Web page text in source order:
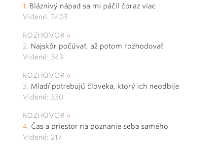
Bláznivý nápad sa mi páčil čoraz viac
Videné: 2403
ROZHOVOR
Najskôr počúvať, až potom rozhodovať
Videné: 349
ROZHOVOR
Mladí potrebujú človeka, ktorý ich neodbije
Videné: 330
ROZHOVOR
Čas a priestor na poznanie seba samého
Videné: 217